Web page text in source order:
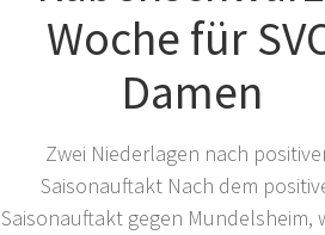
Woche für
Damen
Zwei Niederlagen nach
Saisonauftakt Nach dem
Saisonauftakt gegen Mundelsheim,